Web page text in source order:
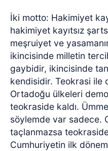
İki motto: Hakimiyet
hakimiyet kayıtsız
meşruiyet ve
ikincisinde milletin
gaybidir, ikincisinde
kendisidir. Teokrasi ile
Ortadoğu ülkeleri
teokraside kaldı.
söylemde var sadece.
taçlanmazsa
Cumhuriyetin ilk